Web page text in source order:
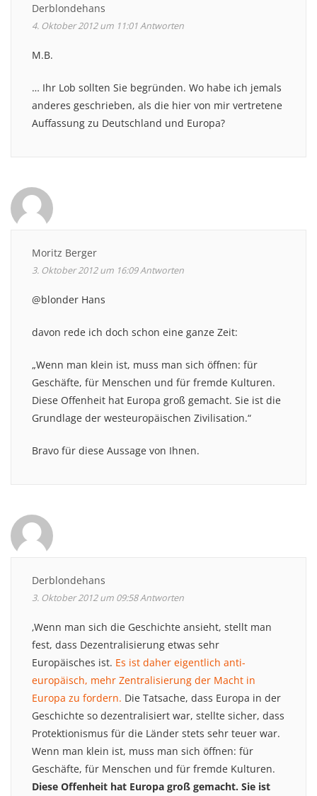
Derblondehans
4. Oktober 2012 um 11:01Antworten
M.B.
… Ihr Lob sollten Sie begründen. Wo habe ich jemals
anderes geschrieben, als die hier von mir vertretene
Auffassung zu Deutschland und Europa?
Moritz Berger
3. Oktober 2012 um 16:09Antworten
@blonder Hans
davon rede ich doch schon eine ganze Zeit:
„Wenn man klein ist, muss man sich öffnen: für
Geschäfte, für Menschen und für fremde Kulturen.
Diese Offenheit hat Europa groß gemacht. Sie ist die
Grundlage der westeuropäischen Zivilisation.“
Bravo für diese Aussage von Ihnen.
Derblondehans
3. Oktober 2012 um 09:58Antworten
‚Wenn man sich die Geschichte ansieht, stellt man
fest, dass Dezentralisierung etwas sehr
Europäisches ist. Es ist daher eigentlich anti-
europäisch, mehr Zentralisierung der Macht in
Europa zu fordern. Die Tatsache, dass Europa in der
Geschichte so dezentralisiert war, stellte sicher, dass
Protektionismus für die Länder stets sehr teuer war.
Wenn man klein ist, muss man sich öffnen: für
Geschäfte, für Menschen und für fremde Kulturen.
Diese Offenheit hat Europa groß gemacht. Sie ist